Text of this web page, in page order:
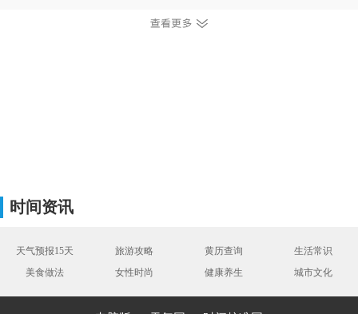
时间资讯
天气预报15天 旅游攻略 黄历查询
生活常识
美食做法
女性时尚 健康养生 城市文化